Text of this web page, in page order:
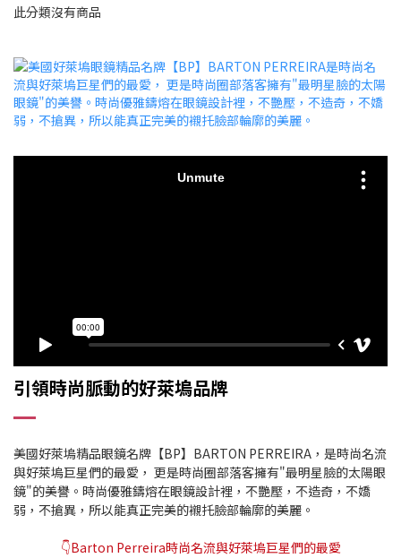
此分類沒有商品
引領時尚脈動的好萊塢品牌
美國好萊塢精品眼鏡名牌【BP】BARTON PERREIRA，是時尚名流
與好萊塢巨星們的最愛， 更是時尚圈部落客擁有"最明星臉的太陽眼
鏡"的美譽。時尚優雅鑄熔在眼鏡設計裡，不艷壓，不造奇，不嬌
弱，不搶異，所以能真正完美的襯托臉部輪廓的美麗。
👇Barton Perreira時尚名流與好萊塢巨星們的最愛